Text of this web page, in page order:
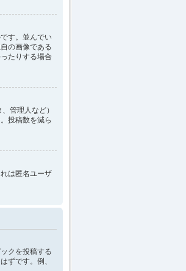
す。並んでい
の画像である
たりする場合
管理人など）
投稿数を減ら
は匿名ユーザ
クを投稿する
ずです。例、